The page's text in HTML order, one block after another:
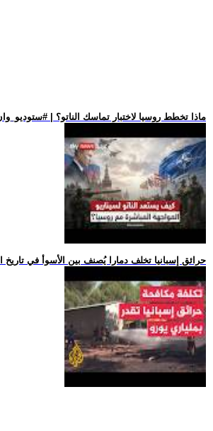
.. ماذا تخطط روسيا لاختبار تماسك الناتو؟ |
.. حرائق إسبانيا تخلف دمارا يُصنف بين الأسوأ في تاريخ